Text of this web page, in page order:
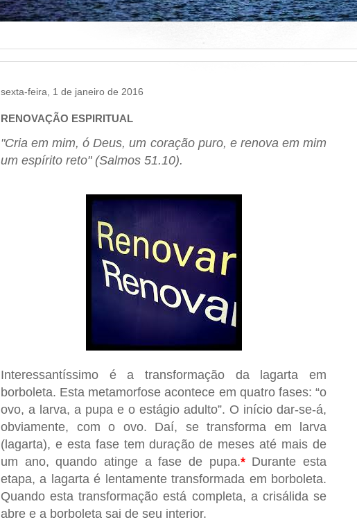
sexta-feira, 1 de janeiro de 2016
RENOVAÇÃO ESPIRITUAL
"Cria em mim, ó Deus, um coração puro, e renova em mim
um espírito reto" (Salmos 51.10).
Interessantíssimo é a transformação da lagarta em
borboleta. Esta metamorfose acontece em quatro fases: “o
ovo, a larva, a pupa e o estágio adulto”. O início dar-se-á,
obviamente, com o ovo. Daí, se transforma em larva
(lagarta), e esta fase tem duração de meses até mais de
um ano, quando atinge a fase de pupa.*Durante esta
etapa, a lagarta é lentamente transformada em borboleta.
Quando esta transformação está completa, a crisálida se
abre e a borboleta sai de seu interior.